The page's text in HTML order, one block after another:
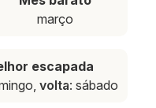
março
escapada
volta: sábado